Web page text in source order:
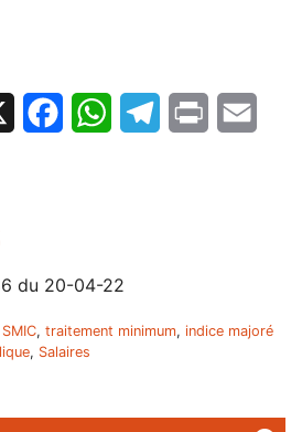
FacebookWhatsAppTelegram
Print
du 20-04-22
SMIC, traitement minimum, indice majoré
, Salaires